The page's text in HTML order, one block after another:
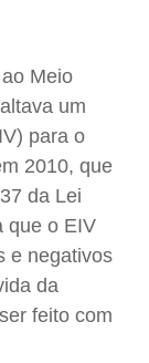
Meio
um
para o
2010, que
da Lei
que o EIV
e negativos
da
feito com